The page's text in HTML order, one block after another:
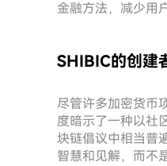
金融方法，减少用
SHIBIC的创建
尽管许多加密货币
度暗示了一种以社
块链倡议中相当普
智慧和见解，而不